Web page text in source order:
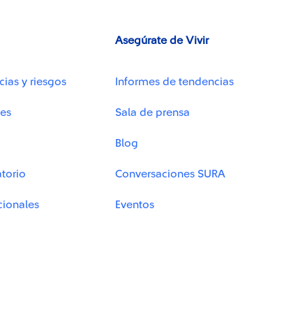
y riesgos
Asegúrate de Vivir
Informes de tendencias
Sala de prensa
Blog
Conversaciones SURA
Eventos